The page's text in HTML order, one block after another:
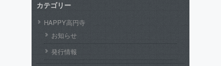
カテゴリー
HAPPY高円寺
お知らせ
発行情報